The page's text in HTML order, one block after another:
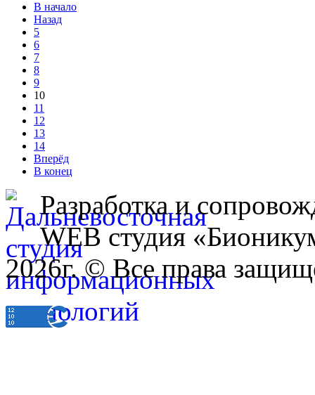
В начало
Назад
5
6
7
8
9
10
11
12
13
14
Вперёд
В конец
Разработка и
WEB студия
2026г. © Все права